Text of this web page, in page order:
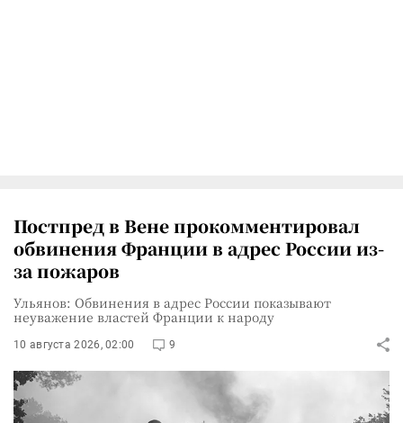
Постпред в Вене прокомментировал
обвинения Франции в адрес России из-
за пожаров
Ульянов: Обвинения в адрес России показывают
неуважение властей Франции к народу
10 августа 2026, 02:00 9